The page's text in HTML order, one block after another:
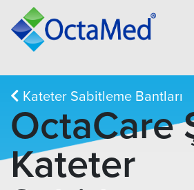
Kateter Sabitleme Bantları
OctaCare
Kateter